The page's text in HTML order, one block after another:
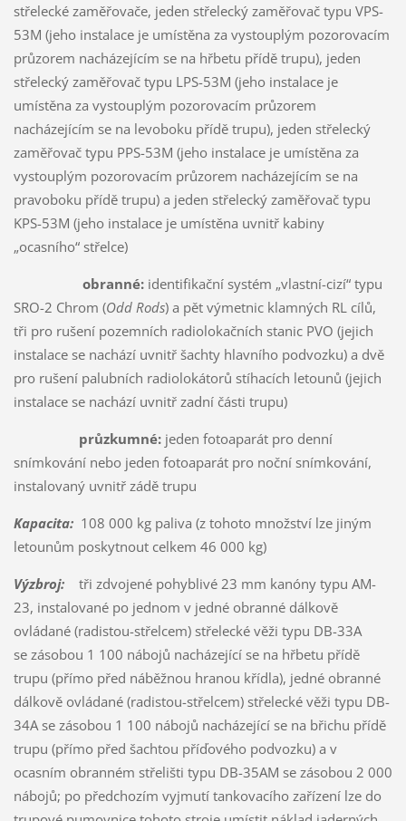
střelecké zaměřovače, jeden střelecký zaměřovač typu VPS-
53M (jeho instalace je umístěna za vystouplým pozorovacím
průzorem nacházejícím se na hřbetu přídě trupu), jeden
střelecký zaměřovač typu LPS-53M (jeho instalace je
umístěna za vystouplým pozorovacím průzorem
nacházejícím se na levoboku přídě trupu), jeden střelecký
zaměřovač typu PPS-53M (jeho instalace je umístěna za
vystouplým pozorovacím průzorem nacházejícím se na
pravoboku přídě trupu) a jeden střelecký zaměřovač typu
KPS-53M (jeho instalace je umístěna uvnitř kabiny
„ocasního“ střelce)
obranné:identifikační systém „vlastní-cizí“ typu
SRO-2 Chrom (Odd Rods) a pět výmetnic klamných RL cílů,
tři pro rušení pozemních radiolokačních stanic PVO (jejich
instalace se nachází uvnitř šachty hlavního podvozku) a dvě
pro rušení palubních radiolokátorů stíhacích letounů (jejich
instalace se nachází uvnitř zadní části trupu)
průzkumné:jeden fotoaparát pro denní
snímkování nebo jeden fotoaparát pro noční snímkování,
instalovaný uvnitř zádě trupu
Kapacita:108 000 kg paliva (z tohoto množství lze jiným
letounům poskytnout celkem 46 000 kg)
Výzbroj:tři zdvojené pohyblivé 23 mm kanóny typu AM-
23, instalované po jednom v jedné obranné dálkově
ovládané (radistou-střelcem) střelecké věži typu DB-33A
se zásobou 1 100 nábojů nacházející se na hřbetu přídě
trupu (přímo před náběžnou hranou křídla), jedné obranné
dálkově ovládané (radistou-střelcem) střelecké věži typu DB-
34A se zásobou 1 100 nábojů nacházející se na břichu přídě
trupu (přímo před šachtou příďového podvozku) a v
ocasním obranném střelišti typu DB-35AM se zásobou 2 000
nábojů; po předchozím vyjmutí tankovacího zařízení lze do